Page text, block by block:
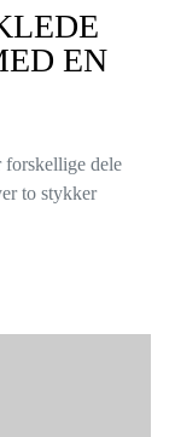
EN
dele
to stykker